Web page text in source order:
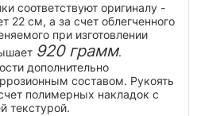
соответствуют оригиналу -
22 см, а за счет облегченного
при изготовлении
920 грамм.
дополнительно
составом. Рукоять
полимерных накладок с
текстурой.